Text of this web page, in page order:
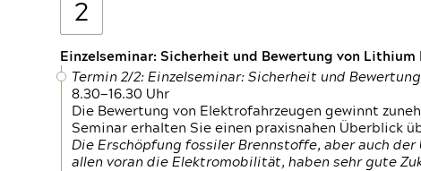
2
Einzelseminar: Sicherheit und Bewertung von
Termin 2/2: Einzelseminar: Sicherheit und
8.30—16.30 Uhr
Die Bewertung von Elektrofahrzeugen gewinnt
Seminar erhalten Sie einen praxisnahen Überblick
Die Erschöpfung fossiler Brennstoffe, aber auch
allen voran die Elektromobilität, haben sehr gute